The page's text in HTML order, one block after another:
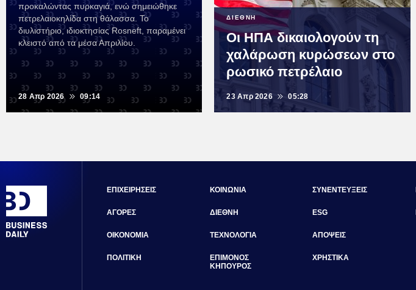
προκαλώντας πυρκαγιά, ενώ σημειώθηκε
πετρελαιοκηλίδα στη θάλασσα. Το
διυλιστήριο, ιδιοκτησίας Rosneft, παραμένει
κλειστό από τα μέσα Απριλίου.
28 Απρ 2026 09:14
ΔΙΕΘΝΗ
Οι ΗΠΑ δικαιολογούν τη
χαλάρωση κυρώσεων στο
ρωσικό πετρέλαιο
23 Απρ 2026 05:28
ΕΠΙΧΕΙΡΗΣΕΙΣ
ΑΓΟΡΕΣ
ΟΙΚΟΝΟΜΙΑ
ΠΟΛΙΤΙΚΗ
ΚΟΙΝΩΝΙΑ
ΔΙΕΘΝΗ
ΤΕΧΝΟΛΟΓΙΑ
ΕΠΙΜΟΝΟΣ
ΚΗΠΟΥΡΟΣ
ΣΥΝΕΝΤΕΥΞΕΙΣ
ESG
ΑΠΟΨΕΙΣ
ΧΡΗΣΤΙΚΑ